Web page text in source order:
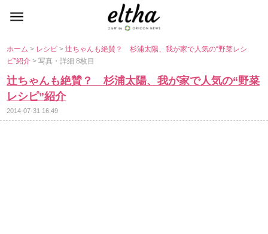
ホーム> レシピ>辻ちゃんも絶賛？ 杉浦太陽、我が家で人気の“野菜レシ
ピ”紹介> 写真・詳細 8枚目
辻ちゃんも絶賛？ 杉浦太陽、我が家で人気の“野菜
レシピ”紹介
2014-07-31 16:49